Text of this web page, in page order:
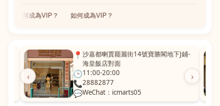
如何成為VIP？ 如何成為VIP？
‹ ›
📍 沙嘉都喇賈罷麗街14號寶勝閣地下J鋪-
海皇飯店對面
🕒11:00-20:00
📞28882877
💬WeChat：icmarts05